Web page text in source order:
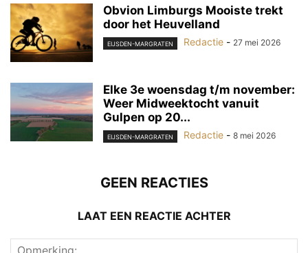
Obvion Limburgs Mooiste trekt
door het Heuvelland
EIJSDEN-MARGRATEN Redactie - 27 mei 2026
Elke 3e woensdag t/m november:
Weer Midweektocht vanuit
Gulpen op 20...
EIJSDEN-MARGRATEN Redactie - 8 mei 2026
GEEN REACTIES
LAAT EEN REACTIE ACHTER